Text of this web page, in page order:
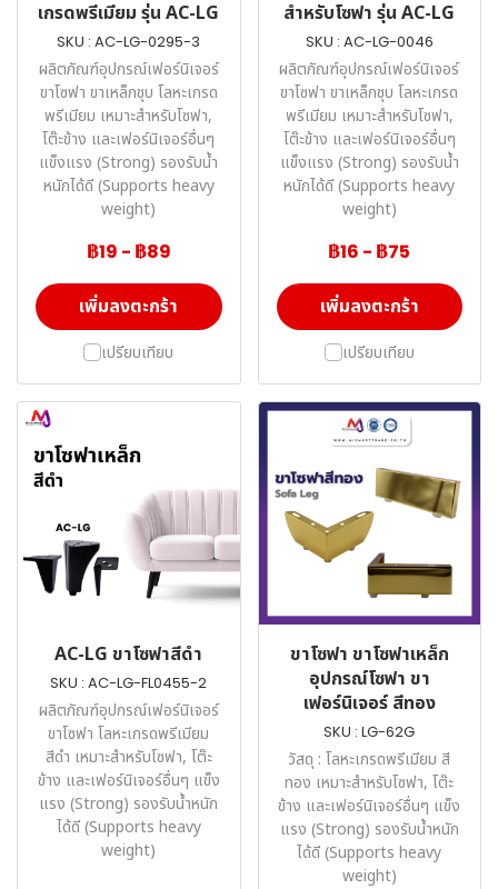
เกรดพรีเมียม รุ่น AC-LG
SKU : AC-LG-0295-3
ผลิตภัณฑ์อุปกรณ์เฟอร์นิเจอร์
ขาโซฟา ขาเหล็กชุบ โลหะเกรด
พรีเมียม เหมาะสำหรับโซฟา,
โต๊ะข้าง และเฟอร์นิเจอร์อื่นๆ
แข็งแรง (Strong) รองรับน้ำ
หนักได้ดี (Supports heavy
weight)
฿19 - ฿89
เพิ่มลงตะกร้า
เปรียบเทียบ
สำหรับโซฟา รุ่น AC-LG
SKU : AC-LG-0046
ผลิตภัณฑ์อุปกรณ์เฟอร์นิเจอร์
ขาโซฟา ขาเหล็กชุบ โลหะเกรด
พรีเมียม เหมาะสำหรับโซฟา,
โต๊ะข้าง และเฟอร์นิเจอร์อื่นๆ
แข็งแรง (Strong) รองรับน้ำ
หนักได้ดี (Supports heavy
weight)
฿16 - ฿75
เพิ่มลงตะกร้า
เปรียบเทียบ
AC-LG ขาโซฟาสีดำ
SKU : AC-LG-FL0455-2
ผลิตภัณฑ์อุปกรณ์เฟอร์นิเจอร์
ขาโซฟา โลหะเกรดพรีเมียม
สีดำ เหมาะสำหรับโซฟา, โต๊ะ
ข้าง และเฟอร์นิเจอร์อื่นๆ แข็ง
แรง (Strong) รองรับน้ำหนัก
ได้ดี (Supports heavy
weight)
ขาโซฟา ขาโซฟาเหล็ก
อุปกรณ์โซฟา ขา
เฟอร์นิเจอร์ สีทอง
SKU : LG-62G
วัสดุ : โลหะเกรดพรีเมียม สี
ทอง เหมาะสำหรับโซฟา, โต๊ะ
ข้าง และเฟอร์นิเจอร์อื่นๆ แข็ง
แรง (Strong) รองรับน้ำหนัก
ได้ดี (Supports heavy
weight)